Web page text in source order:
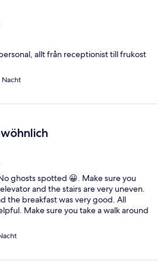
allt från receptionist till frukost
Nacht
ghosts spotted 😀. Make sure you
and the stairs are very uneven.
the breakfast was very good. All
Make sure you take a walk around